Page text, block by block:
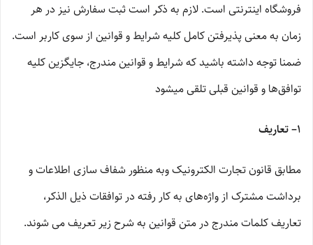
فروشگاه اینترنتی است. لازم به ذکر است ثبت سفارش نیز در هر
زمان به معنی پذیرفتن کامل کلیه شرایط و قوانین از سوی کاربر است.
ضمنا توجه داشته باشید که شرایط و قوانین مندرج، جایگزین کلیه
توافق‏‌ها و قوانین قبلی تلقی میشود
۱– تعاریف
مطابق قانون تجارت الکترونیک وبه منظور شفاف سازی اطلاعات و
برداشت مشترک از واژه‌های به کار رفته در توافقات ذیل الذکر،
تعاریف کلمات مندرج در متن قوانین به شرح زیر تعریف می شوند.